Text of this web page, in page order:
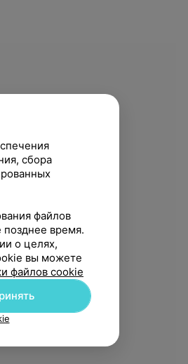
сбора
файлов
позднее время.
о целях,
вы можете
файлов cookie